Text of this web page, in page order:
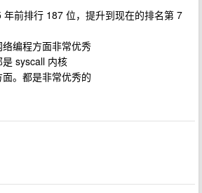
前排行 187 位，提升到现在的排名第 7
编程方面非常优秀
syscall 内核
。都是非常优秀的